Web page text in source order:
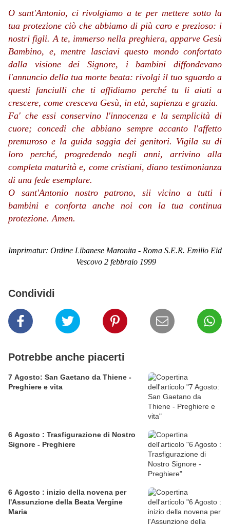
O sant'Antonio, ci rivolgiamo a te per mettere sotto la
tua protezione ciò che abbiamo di più caro e prezioso: i
nostri figli. A te, immerso nella preghiera, apparve Gesù
Bambino, e, mentre lasciavi questo mondo confortato
dalla visione dei Signore, i bambini diffondevano
l'annuncio della tua morte beata: rivolgi il tuo sguardo a
questi fanciulli che ti affidiamo perché tu li aiuti a
crescere, come cresceva Gesù, in età, sapienza e grazia.
Fa' che essi conservino l'innocenza e la semplicità di
cuore; concedi che abbiano sempre accanto l'affetto
premuroso e la guida saggia dei genitori. Vigila su di
loro perché, progredendo negli anni, arrivino alla
completa maturità e, come cristiani, diano testimonianza
di una fede esemplare.
O sant'Antonio nostro patrono, sii vicino a tutti i
bambini e conforta anche noi con la tua continua
protezione. Amen.
Imprimatur: Ordine Libanese Maronita - Roma S.E.R. Emilio Eid
Vescovo 2 febbraio 1999
Condividi
Potrebbe anche piacerti
7 Agosto: San Gaetano da Thiene -
Preghiere e vita
6 Agosto : Trasfigurazione di Nostro
Signore - Preghiere
6 Agosto : inizio della novena per
l'Assunzione della Beata Vergine
Maria